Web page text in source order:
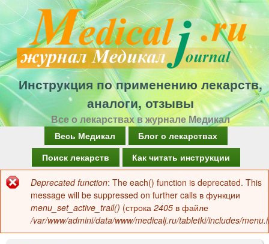
Перейти
к
основному
содержанию
Инструкция по применению лекарств,
аналоги, отзывы
Все о лекарствах в журнале Медикал
а
в
о
Весь Медикал
Блог о лекарствах
Поиск лекарств
Как читать инструкции
Сообщение
об
ошибке
Deprecated function: The each() function is deprecated. This
message will be suppressed on further calls в функции
menu_set_active_trail() (строка 2405 в файле
/var/www/admini/data/www/medicalj.ru/tabletki/includes/